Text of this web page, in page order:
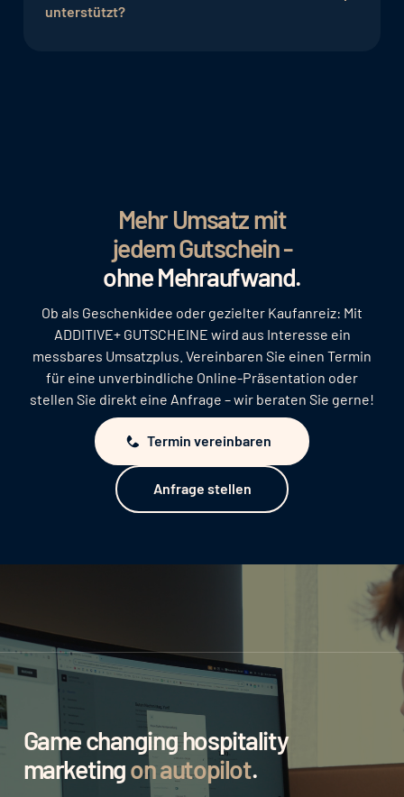
Echtzeit einsehen. Das Dashboard bietet Ihnen
unterstützt?
PayPal
Hogast
Gastroppol
Concardis
Stripe
Klarna
Mehr Umsatz mit
jedem Gutschein -
ohne Mehraufwand.
Ob als Geschenkidee oder gezielter Kaufanreiz: Mit
ADDITIVE+ GUTSCHEINE wird aus Interesse ein
messbares Umsatzplus. Vereinbaren Sie einen Termin
für eine unverbindliche Online-Präsentation oder
stellen Sie direkt eine Anfrage – wir beraten Sie gerne!
Termin vereinbaren
Termin vereinbaren
Anfrage stellen
Anfrage stellen
Game changing hospitality
marketingon autopilot.